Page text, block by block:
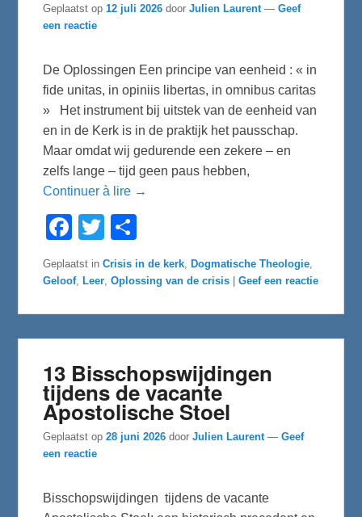
Geplaatst op12 juli 2026 doorJulien Laurent —Geef
een reactie
De Oplossingen Een principe van eenheid : « in
fide unitas, in opiniis libertas, in omnibus caritas
» Het instrument bij uitstek van de eenheid van
en in de Kerk is in de praktijk het pausschap.
Maar omdat wij gedurende een zekere – en
zelfs lange – tijd geen paus hebben,
Continuer à lire →
F
e
b
o
k
T
t
t
e
e
n
Geplaatst in Crisis in de kerk, Dogmatische Theologie,
Geloof, Leer,Oplossing van de crisis |Geef een reactie
13 Bisschopswijdingen
tijdens de vacante
Apostolische Stoel
Geplaatst op28 juni 2026 doorJulien Laurent —Geef
een reactie
Bisschopswijdingen tijdens de vacante